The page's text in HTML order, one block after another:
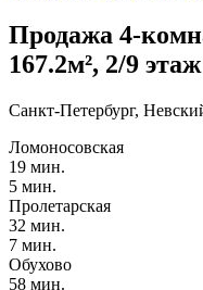
Продажа 4-
167.2м², 2/9 этаж
Санкт-Петербург,
Ломоносовская
19 мин.
5 мин.
Пролетарская
32 мин.
7 мин.
Обухово
58 мин.